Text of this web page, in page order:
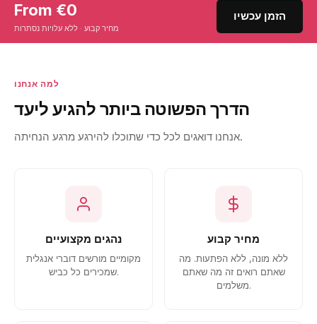
From €0
מחיר קבוע · ללא עלויות נסתרות
הזמן עכשיו
למה אנחנו
הדרך הפשוטה ביותר להגיע ליעד
אנחנו דואגים לכל כדי שתוכלו להירגע מרגע הנחיתה.
נהגים מקצועיים
מקומיים מורשים דוברי אנגלית
שמכירים כל כביש.
מחיר קבוע
ללא מונה, ללא הפתעות. מה
שאתם רואים זה מה שאתם
משלמים.